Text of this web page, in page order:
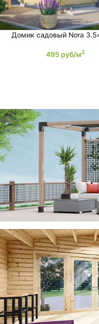
Домик садовый Nora
495 руб/м2
Беседки